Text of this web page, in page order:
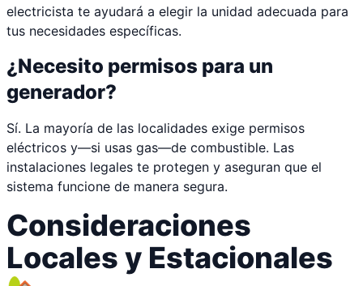
electricista te ayudará a elegir la unidad adecuada para
tus necesidades específicas.
¿Necesito permisos para un
generador?
Sí. La mayoría de las localidades exige permisos
eléctricos y—si usas gas—de combustible. Las
instalaciones legales te protegen y aseguran que el
sistema funcione de manera segura.
Consideraciones
Locales y Estacionales